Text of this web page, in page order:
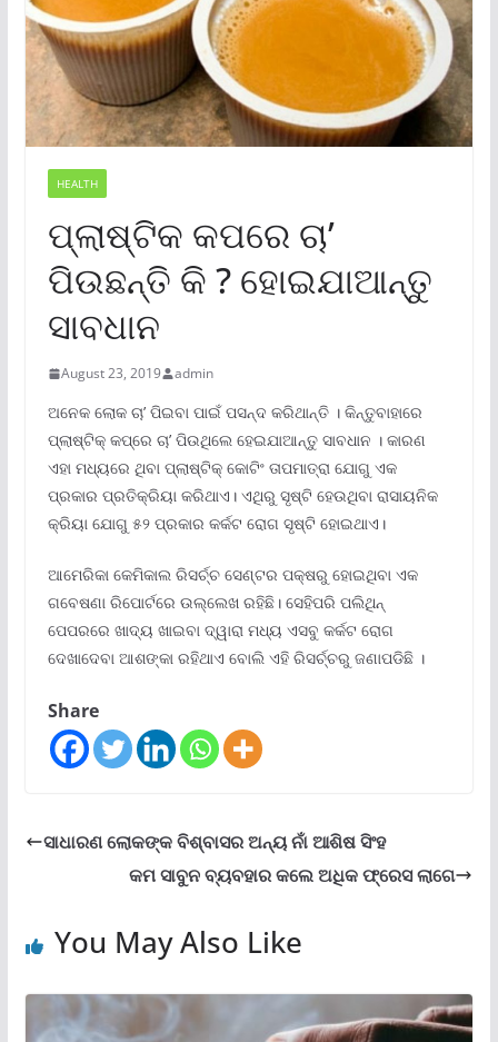
HEALTH
ପ୍ଲାଷ୍ଟିକ କପରେ ଚା’
ପିଉଛନ୍ତି କି ? ହୋଇଯାଆନ୍ତୁ
ସାବଧାନ
August 23, 2019 admin
ଅନେକ ଲୋକ ଚା’ ପିଇବା ପାଇଁ ପସନ୍ଦ କରିଥାନ୍ତି । କିନ୍ତୁବାହାରେ
ପ୍ଲାଷ୍ଟିକ୍ କପ୍ରେ ଚା’ ପିଉଥିଲେ ହେଇଯାଆନ୍ତୁ ସାବଧାନ । କାରଣ
ଏହା ମଧ୍ୟରେ ଥିବା ପ୍ଲାଷ୍ଟିକ୍ କୋଟିଂ ତାପମାତ୍ରା ଯୋଗୁ ଏକ
ପ୍ରକାର ପ୍ରତିକ୍ରିୟା କରିଥାଏ। ଏଥିରୁ ସୃଷ୍ଟି ହେଉଥିବା ରାସାୟନିକ
କ୍ରିୟା ଯୋଗୁ ୫୨ ପ୍ରକାର କର୍କଟ ରୋଗ ସୃଷ୍ଟି ହୋଇଥାଏ।
ଆମେରିକା କେମିକାଲ ରିସର୍ଚ୍ଚ ସେଣ୍ଟର ପକ୍ଷରୁ ହୋଇଥିବା ଏକ
ଗବେଷଣା ରିପୋର୍ଟରେ ଉଲ୍ଲେଖ ରହିଛି। ସେହିପରି ପଲିଥିନ୍
ପେପରରେ ଖାଦ୍ୟ ଖାଇବା ଦ୍ୱାରା ମଧ୍ୟ ଏସବୁ କର୍କଟ ରୋଗ
ଦେଖାଦେବା ଆଶଙ୍କା ରହିଥାଏ ବୋଲି ଏହି ରିସର୍ଚ୍ଚରୁ ଜଣାପଡିଛି ।
Share
ସାଧାରଣ ଲୋକଙ୍କ ବିଶ୍ବାସର ଅନ୍ୟ ନାଁ ଆଶିଷ ସିଂହ
କମ ସାବୁନ ବ୍ୟବହାର କଲେ ଅଧିକ ଫ୍ରେସ ଲାଗେ
You May Also Like